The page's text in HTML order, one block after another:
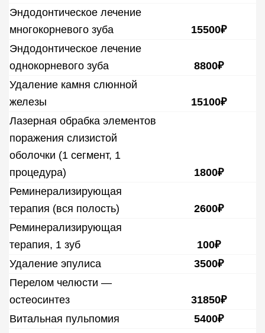
Эндодонтическое лечение
многокорневого зуба
15500₽
Эндодонтическое лечение
однокорневого зуба
8800₽
Удаление камня слюнной
железы
15100₽
Лазерная обрабка элементов
поражения слизистой
оболочки (1 сегмент, 1
процедура)
1800₽
Реминерализирующая
терапия (вся полость)
2600₽
Реминерализирующая
терапия, 1 зуб
100₽
Удаление эпулиса
3500₽
Перелом челюсти —
остеосинтез
31850₽
Витальная пульпомия
5400₽